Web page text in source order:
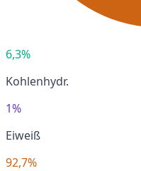
6,3%
Kohlenhydr.
1%
Eiweiß
92,7%